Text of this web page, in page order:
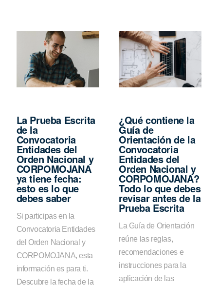
La Prueba Escrita
de la
Convocatoria
Entidades del
Orden Nacional y
CORPOMOJANA
ya tiene fecha:
esto es lo que
debes saber
Si participas en la
Convocatoria Entidades
del Orden Nacional y
CORPOMOJANA, esta
información es para ti.
Descubre la fecha de la
¿Qué contiene la
Guía de
Orientación de la
Convocatoria
Entidades del
Orden Nacional y
CORPOMOJANA?
Todo lo que debes
revisar antes de la
Prueba Escrita
La Guía de Orientación
reúne las reglas,
recomendaciones e
instrucciones para la
aplicación de las